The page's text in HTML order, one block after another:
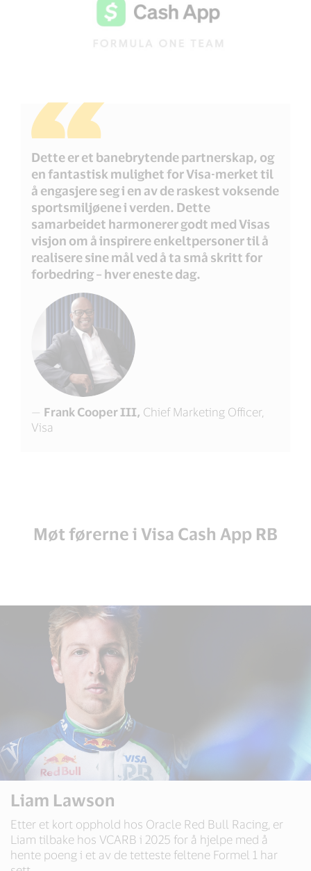
Dette er et banebrytende partnerskap, og
en fantastisk mulighet for Visa-merket til
å engasjere seg i en av de raskest voksende
sportsmiljøene i verden. Dette
samarbeidet harmonerer godt med Visas
visjon om å inspirere enkeltpersoner til å
realisere sine mål ved å ta små skritt for
forbedring – hver eneste dag.
Frank Cooper III, Chief Marketing Officer,
Visa
Møt førerne i Visa Cash App RB
Liam Lawson
Etter et kort opphold hos Oracle Red Bull Racing, er
Liam tilbake hos VCARB i 2025 for å hjelpe med å
hente poeng i et av de tetteste feltene Formel 1 har